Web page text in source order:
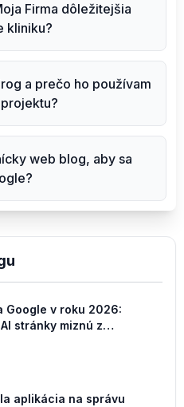
Firma dôležitejšia
kliniku?
a prečo ho používam
web blog, aby sa
Google v roku 2026:
stránky miznú z
to zastaviť?
aplikácia na správu